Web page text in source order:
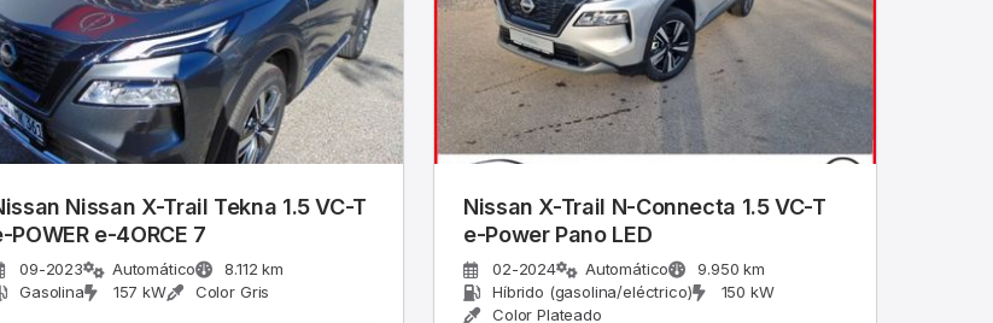
Nissan X-Trail Tekna 1.5 VC-T
POWER e-4ORCE 7
09-2023 Automático
8.112 km
Gasolina
157 kW Color Gris
Nissan X-Trail N-Connecta 1.5 VC-T
e-Power Pano LED
02-2024 Automático
9.950 km
Híbrido (gasolina/eléctrico)
150 kW
Color Plateado